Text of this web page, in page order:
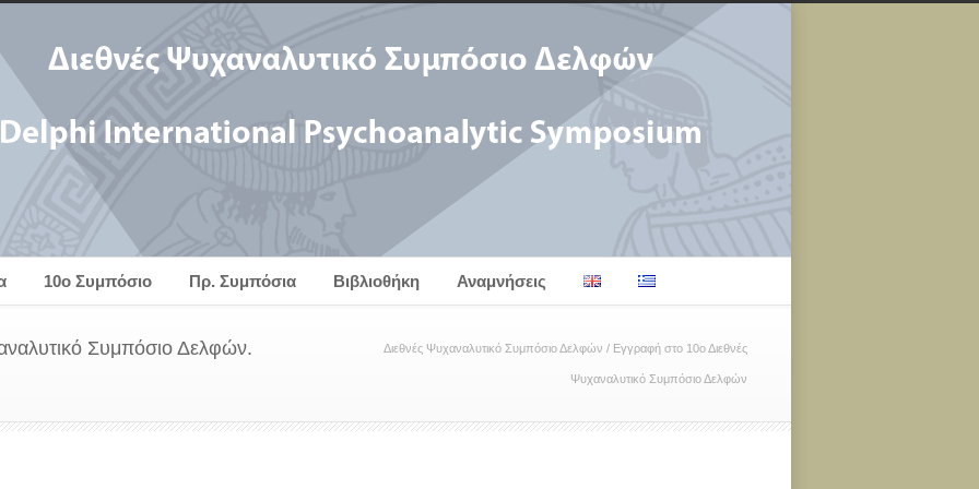
10ο Συμπόσιο Πρ. Συμπόσια Βιβλιοθήκη Αναμνήσεις
Συμπόσιο Δελφών. Διεθνές Ψυχαναλυτικό Συμπόσιο Δελφών / Εγγραφή στο 10ο Διεθνές
Ψυχαναλυτικό Συμπόσιο Δελφών